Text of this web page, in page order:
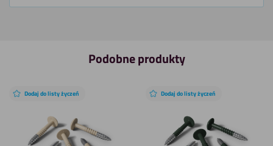
Podobne produkty
Dodaj do listy życzeń Dodaj do listy życzeń